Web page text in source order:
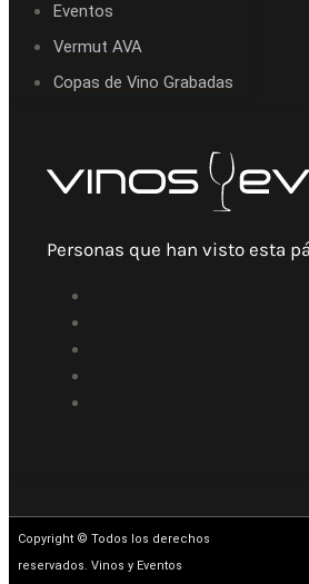
Eventos
Vermut AVA
Copas de Vino Grabadas
Personas que han visto esta
Copyright © Todos los derechos
reservados. Vinos y Eventos